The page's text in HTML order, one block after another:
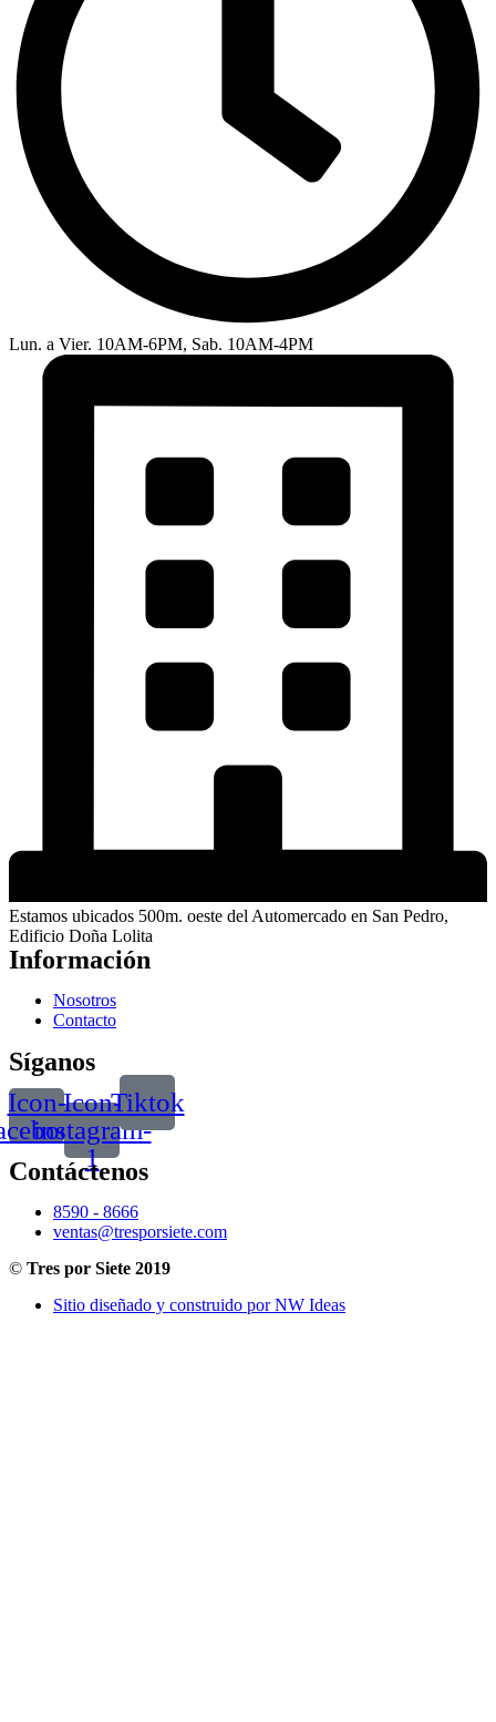
Lun. a Vier. 10AM-6PM, Sab. 10AM-4PM
Estamos ubicados 500m. oeste del Automercado en San Pedro,
Edificio Doña Lolita
Información
Nosotros
Contacto
Síganos
Icon-Icon-
instagram-
1
Tiktok
Contáctenos
8590 - 8666
ventas@tresporsiete.com
© Tres por Siete 2019
Sitio diseñado y construido por NW Ideas